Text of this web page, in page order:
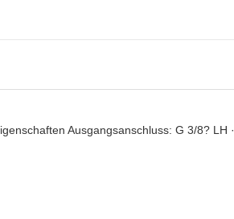
Ausgangsanschluss: G 3/8? LH ·